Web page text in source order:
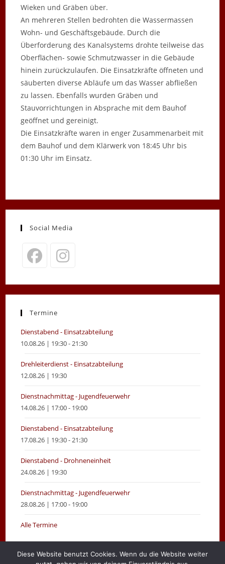
Wieken und Gräben über.
An mehreren Stellen bedrohten die Wassermassen
Wohn- und Geschäftsgebäude. Durch die
Überforderung des Kanalsystems drohte teilweise das
Oberflächen- sowie Schmutzwasser in die Gebäude
hinein zurückzulaufen. Die Einsatzkräfte öffneten und
säuberten diverse Abläufe um das Wasser abfließen
zu lassen. Ebenfalls wurden Gräben und
Stauvorrichtungen in Absprache mit dem Bauhof
geöffnet und gereinigt.
Die Einsatzkräfte waren in enger Zusammenarbeit mit
dem Bauhof und dem Klärwerk von 18:45 Uhr bis
01:30 Uhr im Einsatz.
Social Media
in
new
in
new
Termine
Dienstabend - Einsatzabteilung
10.08.26 | 19:30 - 21:30
Drehleiterdienst - Einsatzabteilung
12.08.26 | 19:30
Dienstnachmittag - Jugendfeuerwehr
14.08.26 | 17:00 - 19:00
Dienstabend - Einsatzabteilung
17.08.26 | 19:30 - 21:30
Dienstabend - Drohneneinheit
24.08.26 | 19:30
Dienstnachmittag - Jugendfeuerwehr
28.08.26 | 17:00 - 19:00
Alle Termine
Diese Website benutzt Cookies. Wenn du die Website weiter